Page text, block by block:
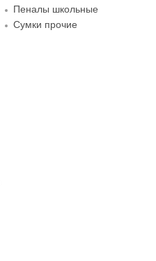
Пеналы школьные
Сумки прочие